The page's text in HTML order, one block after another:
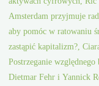
Amsterdam przyjmuje
aby pomóc w ratowaniu
zastąpić kapitalizm?,
Postrzeganie
Dietmar Fehr i Yannick